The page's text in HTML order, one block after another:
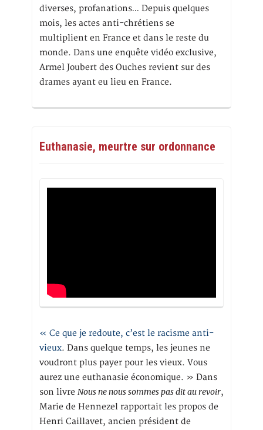
diverses, profanations… Depuis quelques
mois, les actes anti-chrétiens se
multiplient en France et dans le reste du
monde. Dans une enquête vidéo exclusive,
Armel Joubert des Ouches revient sur des
drames ayant eu lieu en France.
Euthanasie, meurtre sur ordonnance
« Ce que je redoute, c’est le racisme anti-
vieux. Dans quelque temps, les jeunes ne
voudront plus payer pour les vieux. Vous
aurez une euthanasie économique. » Dans
son livre Nous ne nous sommes pas dit au revoir,
Marie de Hennezel rapportait les propos de
Henri Caillavet, ancien président de